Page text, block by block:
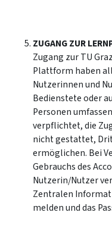
ZUGANG ZUR
Zugang zur TU
Plattform haben
Nutzerinnen und
Bedienstete oder
Personen
verpflichtet, die
nicht gestattet,
ermöglichen. Bei
Gebrauchs des
Nutzerin/Nutzer
Zentralen
melden und das